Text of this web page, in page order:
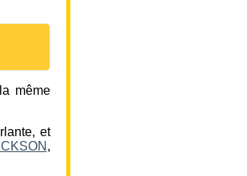
même
et
,